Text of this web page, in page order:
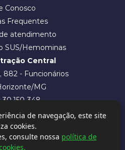
Conosco
Frequentes
atendimento
SUS/Hemominas
Central
882 - Funcionários
MG
30.150-348
de navegação, este site
cookies.
consulte nossa política de